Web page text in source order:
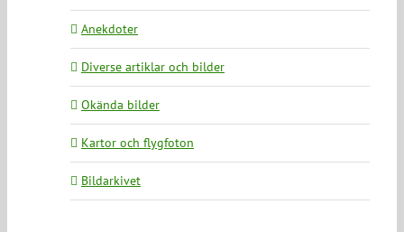
Anekdoter
Diverse artiklar och bilder
Okända bilder
Kartor och flygfoton
Bildarkivet